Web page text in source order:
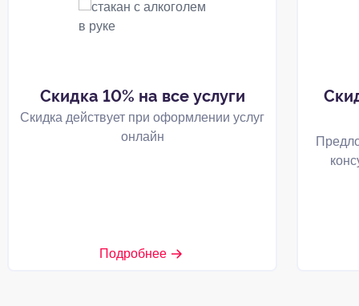
Скидка 10% на все услуги
Скидка действует при оформлении услуг
онлайн
Подробнее